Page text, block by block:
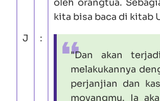
J :
oleh orangtua.
kita bisa baca di kitab
"Dan akan
melakukannya
perjanjian dan
moyangmu. Ia